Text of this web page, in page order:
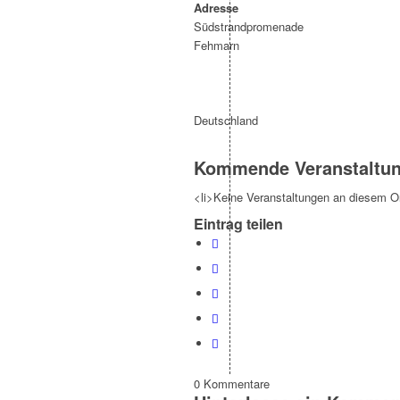
Adresse
Südstrandpromenade
Fehmarn
Deutschland
Kommende
<li>Keine Veranstaltungen an diesem
Eintrag teilen
0 Kommentare